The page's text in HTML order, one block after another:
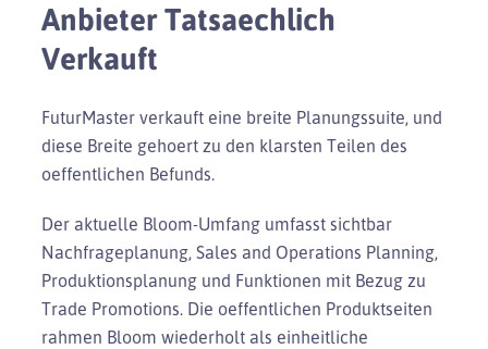
Anbieter Tatsaechlich
Verkauft
FuturMaster verkauft eine breite Planungssuite, und
diese Breite gehoert zu den klarsten Teilen des
oeffentlichen Befunds.
Der aktuelle Bloom-Umfang umfasst sichtbar
Nachfrageplanung, Sales and Operations Planning,
Produktionsplanung und Funktionen mit Bezug zu
Trade Promotions. Die oeffentlichen Produktseiten
rahmen Bloom wiederholt als einheitliche